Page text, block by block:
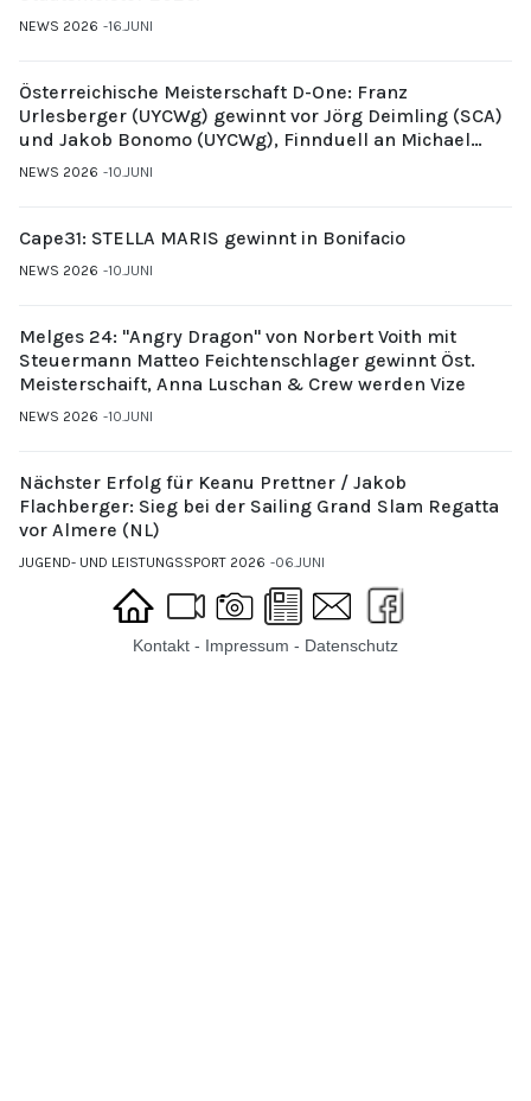
NEWS 2026 16.JUNI
Österreichische Meisterschaft D-One: Franz
Urlesberger (UYCWg) gewinnt vor Jörg Deimling (SCA)
und Jakob Bonomo (UYCWg), Finnduell an Michael
Gubi (UYCMo)
NEWS 2026 10.JUNI
Cape31: STELLA MARIS gewinnt in Bonifacio
NEWS 2026 10.JUNI
Melges 24: "Angry Dragon" von Norbert Voith mit
Steuermann Matteo Feichtenschlager gewinnt Öst.
Meisterschaift, Anna Luschan & Crew werden Vize
NEWS 2026 10.JUNI
Nächster Erfolg für Keanu Prettner / Jakob
Flachberger: Sieg bei der Sailing Grand Slam Regatta
vor Almere (NL)
JUGEND- UND LEISTUNGSSPORT 2026 06.JUNI
Kontakt - Impressum - Datenschutz